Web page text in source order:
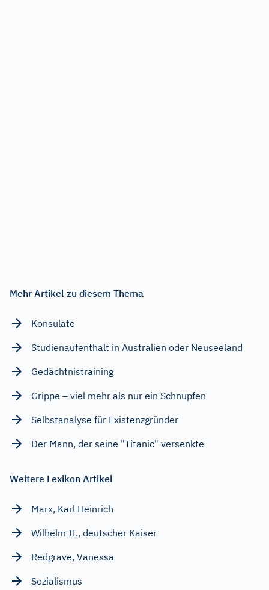
Mehr Artikel zu diesem Thema
Konsulate
Studienaufenthalt in Australien oder Neuseeland
Gedächtnistraining
Grippe – viel mehr als nur ein Schnupfen
Selbstanalyse für Existenzgründer
Der Mann, der seine "Titanic" versenkte
Weitere Lexikon Artikel
Marx, Karl Heinrich
Wilhelm II., deutscher Kaiser
Redgrave, Vanessa
Sozialismus